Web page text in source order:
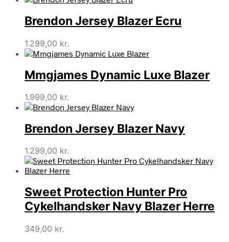
Brendon Jersey Blazer Ecru
1.299,00 kr.
Mmgjames Dynamic Luxe Blazer
1.999,00 kr.
Brendon Jersey Blazer Navy
1.299,00 kr.
Sweet Protection Hunter Pro
Cykelhandsker Navy Blazer Herre
349,00 kr.